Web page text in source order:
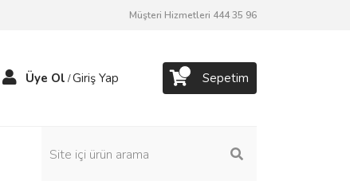
Müşteri Hizmetleri 444 35 96
Üye Ol /Giriş Yap Sepetim